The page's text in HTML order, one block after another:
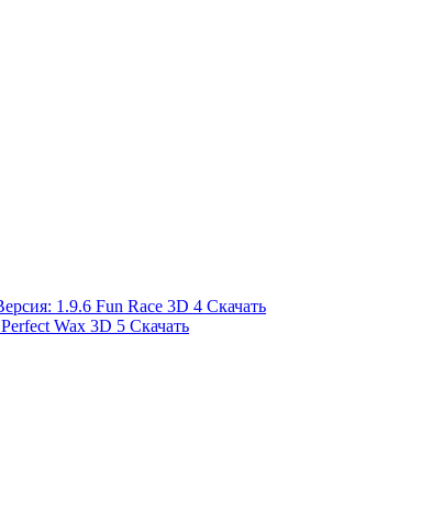
Fun Race 3D 4 Скачать
Perfect Wax 3D 5 Скачать